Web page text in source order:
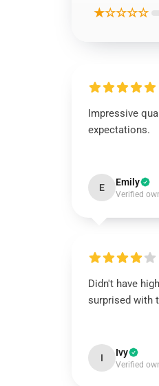
★☆☆☆☆
Impressive
expectations.
E Emily
Verified
Didn't have
surprised with
I Ivy
Verified